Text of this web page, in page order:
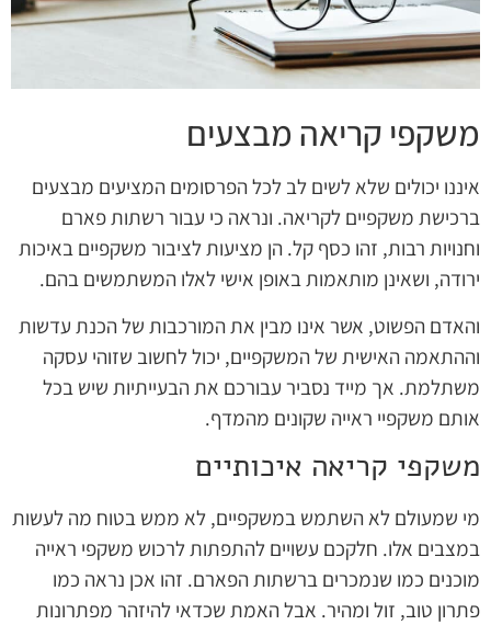
משקפי קריאה מבצעים
איננו יכולים שלא לשים לב לכל הפרסומים המציעים מבצעים
ברכישת משקפיים לקריאה. ונראה כי עבור רשתות פארם
וחנויות רבות, זהו כסף קל. הן מציעות לציבור משקפיים באיכות
ירודה, ושאינן מותאמות באופן אישי לאלו המשתמשים בהם.
והאדם הפשוט, אשר אינו מבין את המורכבות של הכנת עדשות
וההתאמה האישית של המשקפיים, יכול לחשוב שזוהי עסקה
משתלמת. אך מייד נסביר עבורכם את הבעייתיות שיש בכל
אותם משקפיי ראייה שקונים מהמדף.
משקפי קריאה איכותיים
מי שמעולם לא השתמש במשקפיים, לא ממש בטוח מה לעשות
במצבים אלו. חלקכם עשויים להתפתות לרכוש משקפי ראייה
מוכנים כמו שנמכרים ברשתות הפארם. זהו אכן נראה כמו
פתרון טוב, זול ומהיר. אבל האמת שכדאי להיזהר מפתרונות